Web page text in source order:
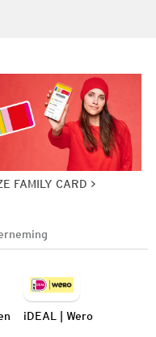
FAMILY CARD
iDEAL | Wero